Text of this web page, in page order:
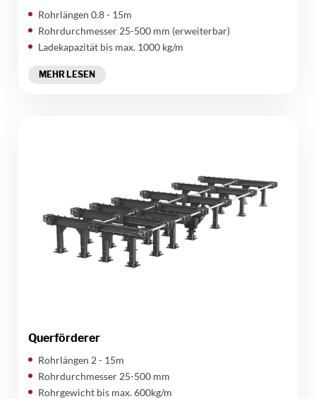
Rohrlängen 0.8 - 15m
Rohrdurchmesser 25-500 mm (erweiterbar)
Ladekapazität bis max. 1000 kg/m
MEHR LESEN
Querförderer
Rohrlängen 2 - 15m
Rohrdurchmesser 25-500 mm
Rohrgewicht bis max. 600kg/m